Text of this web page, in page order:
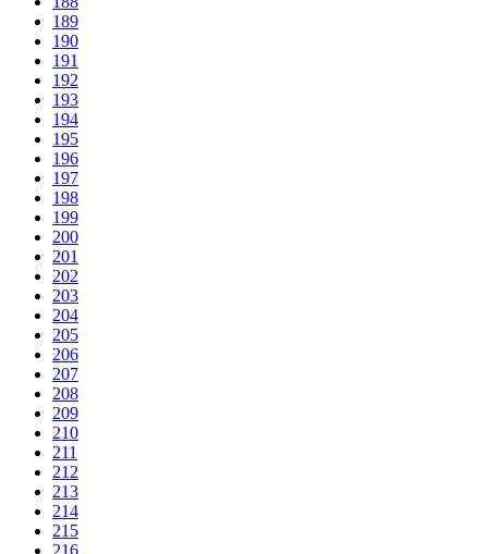
189
190
191
192
193
194
195
196
197
198
199
200
201
202
203
204
205
206
207
208
209
210
211
212
213
214
215
216